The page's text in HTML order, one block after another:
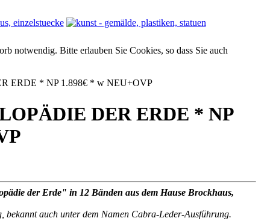
notwendig. Bitte erlauben Sie Cookies, so dass Sie auch
ERDE * NP 1.898€ * w NEU+OVP
DER ERDE * NP
der Erde" in 12 Bänden aus dem Hause Brockhaus,
bekannt auch unter dem Namen Cabra-Leder-Ausführung.